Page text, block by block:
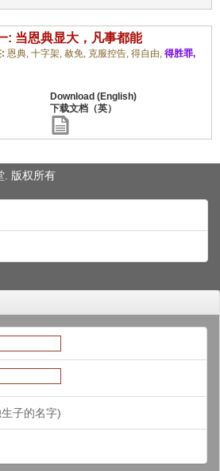
: 当恩典显大，凡事都能
恩典, 十字架, 赦免, 克服控告, 得自由, 得胜罪,
. 版权所有
子的名字)